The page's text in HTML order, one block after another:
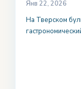
Янв 22, 2026
На Тверском